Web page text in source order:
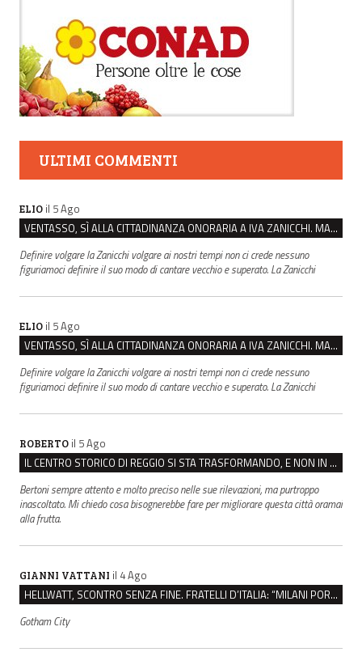
ULTIMI COMMENTI
ELIO il 5 Ago
VENTASSO, SÌ ALLA CITTADINANZA ONORARIA A IVA ZANICCHI. MA BARGIACCHI: “È DI PESSIMO GUSTO”
Definire volgare la Zanicchi volgare ai nostri tempi non ci crede nessuno
figuriamoci definire il suo modo di cantare vecchio e superato. La Zanicchi
ELIO il 5 Ago
VENTASSO, SÌ ALLA CITTADINANZA ONORARIA A IVA ZANICCHI. MA BARGIACCHI: “È DI PESSIMO GUSTO”
Definire volgare la Zanicchi volgare ai nostri tempi non ci crede nessuno
figuriamoci definire il suo modo di cantare vecchio e superato. La Zanicchi
ROBERTO il 5 Ago
IL CENTRO STORICO DI REGGIO SI STA TRASFORMANDO, E NON IN MEGLIO
Bertoni sempre attento e molto preciso nelle sue rilevazioni, ma purtroppo
inascoltato. Mi chiedo cosa bisognerebbe fare per migliorare questa città oramai
alla frutta.
GIANNI VATTANI il 4 Ago
HELLWATT, SCONTRO SENZA FINE. FRATELLI D’ITALIA: “MILANI PORTA DOCUMENTI, DE FRANCO INSULTI”
Gotham City